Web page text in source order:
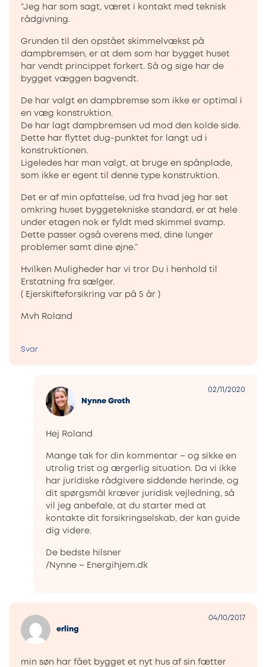
“Jeg har som sagt, været i kontakt med teknisk
rådgivning.
Grunden til den opstået skimmelvækst på
dampbremsen, er at dem som har bygget huset
har vendt princippet forkert. Så og sige har de
bygget væggen bagvendt.
De har valgt en dampbremse som ikke er optimal i
en væg konstruktion.
De har lagt dampbremsen ud mod den kolde side.
Dette har flyttet dug-punktet for langt ud i
konstruktionen.
Ligeledes har man valgt, at bruge en spånplade,
som ikke er egent til denne type konstruktion.
Det er af min opfattelse, ud fra hvad jeg har set
omkring huset byggetekniske standard, er at hele
under etagen nok er fyldt med skimmel svamp.
Dette passer også overens med, dine lunger
problemer samt dine øjne.”
Hvilken Muligheder har vi tror Du i henhold til
Erstatning fra sælger.
( Ejerskifteforsikring var på 5 år )
Mvh Roland
Svar
Nynne Groth
02/11/2020
Hej Roland
Mange tak for din kommentar – og sikke en
utrolig trist og ærgerlig situation. Da vi ikke
har juridiske rådgivere siddende herinde, og
dit spørgsmål kræver juridisk vejledning, så
vil jeg anbefale, at du starter med at
kontakte dit forsikringselskab, der kan guide
dig videre.
De bedste hilsner
/Nynne – Energihjem.dk
erling
04/10/2017
min søn har fået bygget et nyt hus af sin fætter